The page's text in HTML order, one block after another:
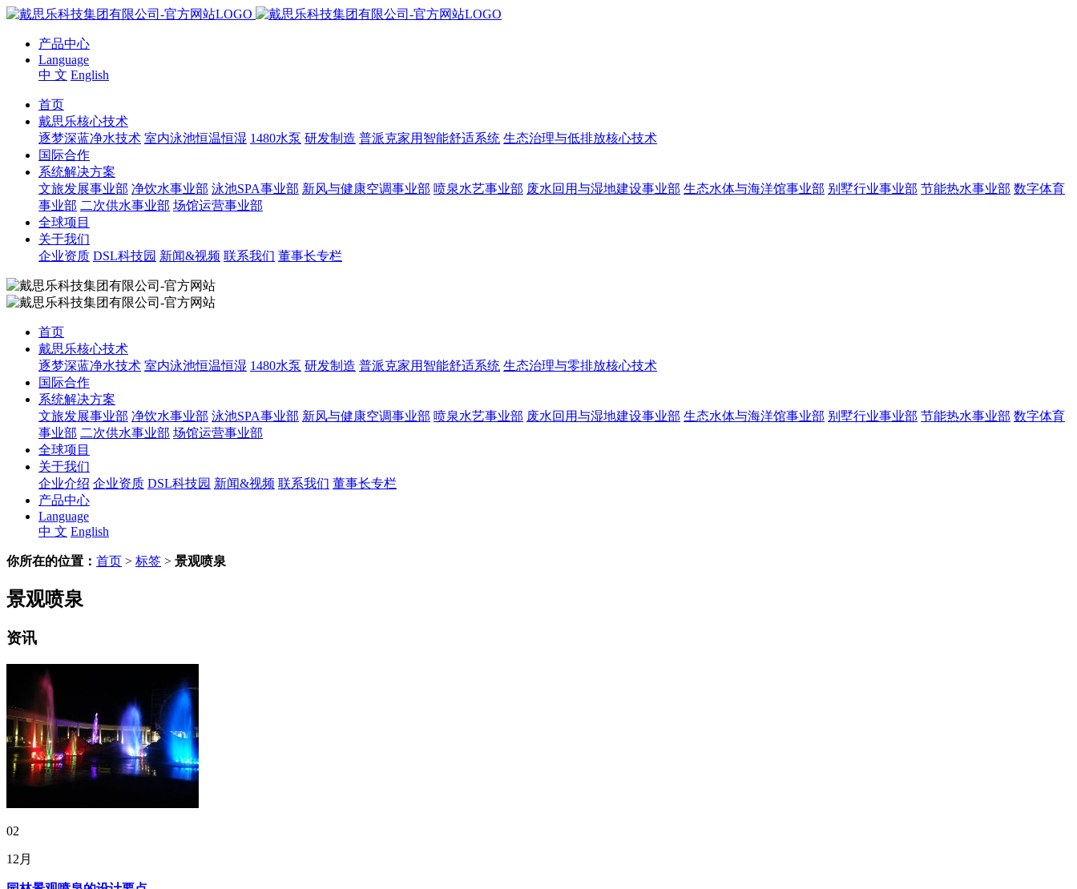
产品中心
Language
中 文 English
首页
戴思乐核心技术
逐梦深蓝净水技术 室内泳池恒温恒湿 1480水泵 研发制造 普派克家用智能舒适系统 生态治理与低排放核心技术
国际合作
系统解决方案
文旅发展事业部 净饮水事业部 泳池SPA事业部 新风与健康空调事业部 喷泉水艺事业部 废水回用与湿地建设事业部 生态水体与海洋馆事业部 别墅行业事业部 节能热水事业部 数字体育
事业部 二次供水事业部 场馆运营事业部
全球项目
关于我们
企业资质 DSL科技园 新闻&视频 联系我们 董事长专栏
首页
戴思乐核心技术
逐梦深蓝净水技术 室内泳池恒温恒湿 1480水泵 研发制造 普派克家用智能舒适系统 生态治理与零排放核心技术
国际合作
系统解决方案
文旅发展事业部 净饮水事业部 泳池SPA事业部 新风与健康空调事业部 喷泉水艺事业部 废水回用与湿地建设事业部 生态水体与海洋馆事业部 别墅行业事业部 节能热水事业部 数字体育
事业部 二次供水事业部 场馆运营事业部
全球项目
关于我们
企业介绍 企业资质 DSL科技园 新闻&视频 联系我们 董事长专栏
产品中心
Language
中 文 English
你所在的位置： 首页 > 标签 > 景观喷泉
景观喷泉
资讯
02
12月